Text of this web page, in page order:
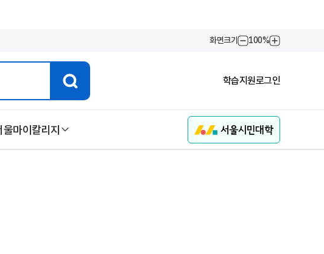
화면크기 화면축소
100%화면확대
학습지원로그인
울마이칼리지